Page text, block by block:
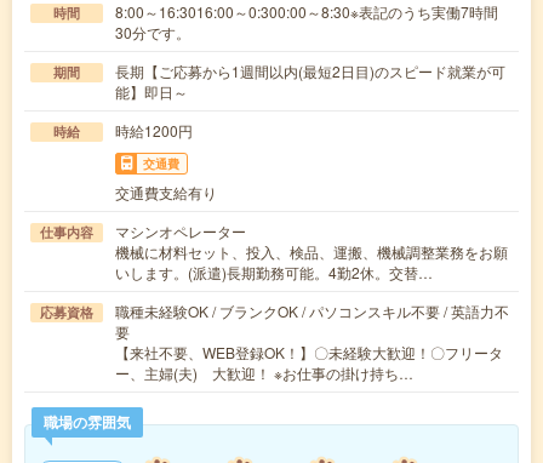
時間
8:00～16:3016:00～0:300:00～8:30※表記のうち実働7時間
30分です。
期間
長期【ご応募から1週間以内(最短2日目)のスピード就業が可
能】即日～
時給 時給1200円
交通費
交通費支給有り
仕事内容
マシンオペレーター
機械に材料セット、投入、検品、運搬、機械調整業務をお願
いします。(派遣)長期勤務可能。4勤2休。交替…
応募資格
職種未経験OK / ブランクOK / パソコンスキル不要 / 英語力不
要
【来社不要、WEB登録OK！】〇未経験大歓迎！〇フリータ
ー、主婦(夫) 大歓迎！ ※お仕事の掛け持ち…
職場の雰囲気